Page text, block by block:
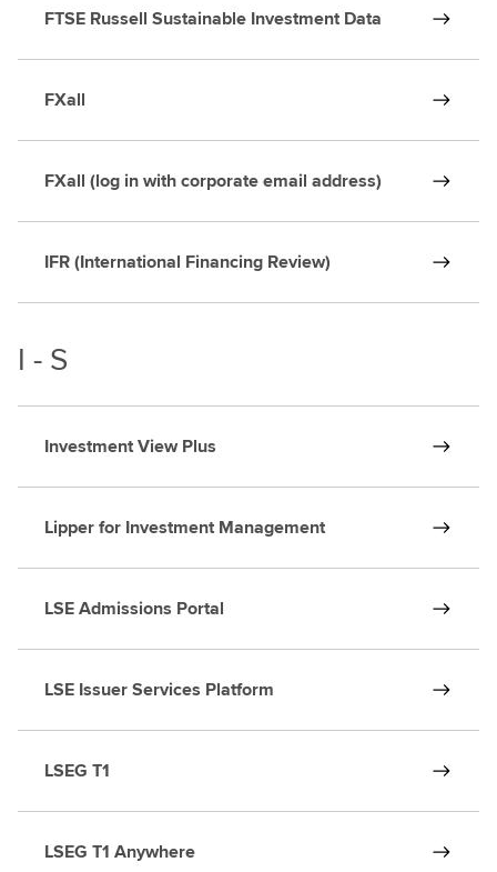
FTSE Russell Sustainable Investment Data
FXall
FXall (log in with corporate email address)
IFR (International Financing Review)
I - S
Investment View Plus
Lipper for Investment Management
LSE Admissions Portal
LSE Issuer Services Platform
LSEG T1
LSEG T1 Anywhere